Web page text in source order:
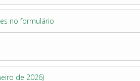
no formulário
de 2026)